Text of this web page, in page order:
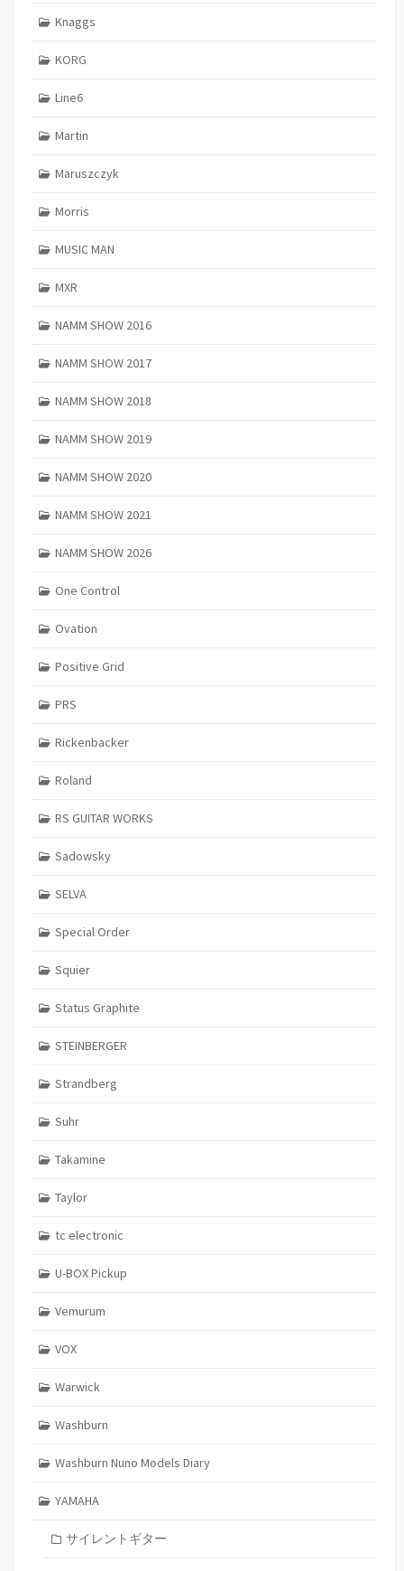
Knaggs
KORG
Line6
Martin
Maruszczyk
Morris
MUSIC MAN
MXR
NAMM SHOW 2016
NAMM SHOW 2017
NAMM SHOW 2018
NAMM SHOW 2019
NAMM SHOW 2020
NAMM SHOW 2021
NAMM SHOW 2026
One Control
Ovation
Positive Grid
PRS
Rickenbacker
Roland
RS GUITAR WORKS
Sadowsky
SELVA
Special Order
Squier
Status Graphite
STEINBERGER
Strandberg
Suhr
Takamine
Taylor
tc electronic
U-BOX Pickup
Vemurum
VOX
Warwick
Washburn
Washburn Nuno Models Diary
YAMAHA
サイレントギター